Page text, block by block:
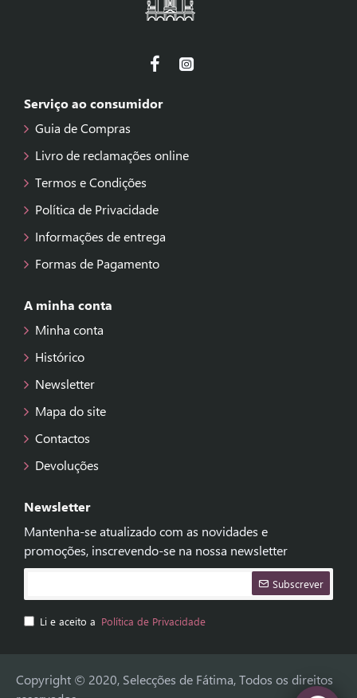
Serviço ao consumidor
Guia de Compras
Livro de reclamações online
Termos e Condições
Política de Privacidade
Informações de entrega
Formas de Pagamento
A minha conta
Minha conta
Histórico
Newsletter
Mapa do site
Contactos
Devoluções
Newsletter
Mantenha-se atualizado com as novidades e
promoções, inscrevendo-se na nossa newsletter
Subscrever
Li e aceito a Política de Privacidade
Copyright © 2020, Selecções de Fátima, Todos os direitos